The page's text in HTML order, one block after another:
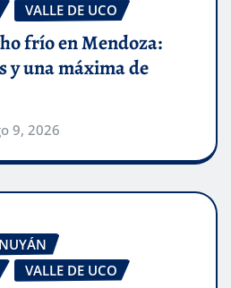
VALLE DE UCO
frío en Mendoza:
y una máxima de
9, 2026
VALLE DE UCO